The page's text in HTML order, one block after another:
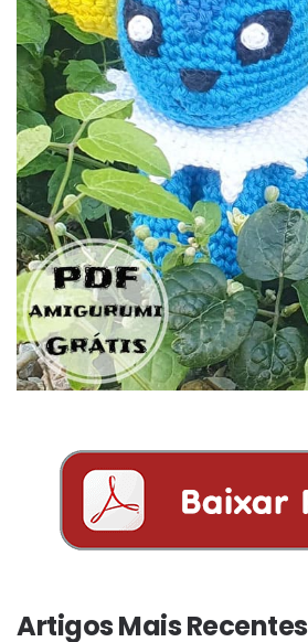
Artigos Mais Recentes